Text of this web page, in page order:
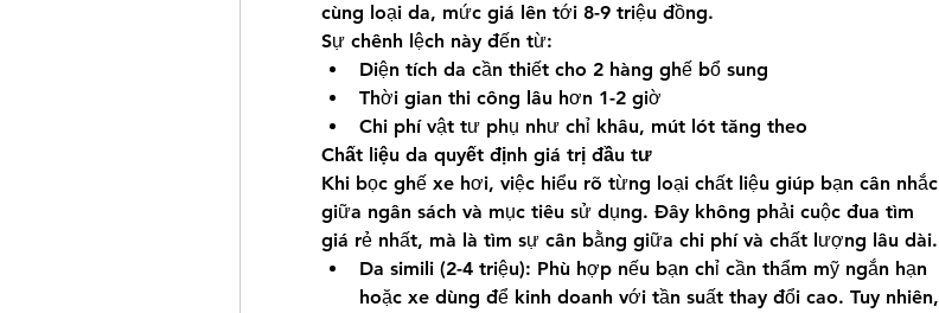
cùng loại da, mức giá lên tới 8-9 triệu đồng.
Sự chênh lệch này đến từ:
Diện tích da cần thiết cho 2 hàng ghế bổ sung
Thời gian thi công lâu hơn 1-2 giờ
Chi phí vật tư phụ như chỉ khâu, mút lót tăng theo
Chất liệu da quyết định giá trị đầu tư
Khi bọc ghế xe hơi, việc hiểu rõ từng loại chất liệu giúp bạn cân nhắc
giữa ngân sách và mục tiêu sử dụng. Đây không phải cuộc đua tìm
giá rẻ nhất, mà là tìm sự cân bằng giữa chi phí và chất lượng lâu dài.
Da simili (2-4 triệu): Phù hợp nếu bạn chỉ cần thẩm mỹ ngắn hạn
hoặc xe dùng để kinh doanh với tần suất thay đổi cao. Tuy nhiên,